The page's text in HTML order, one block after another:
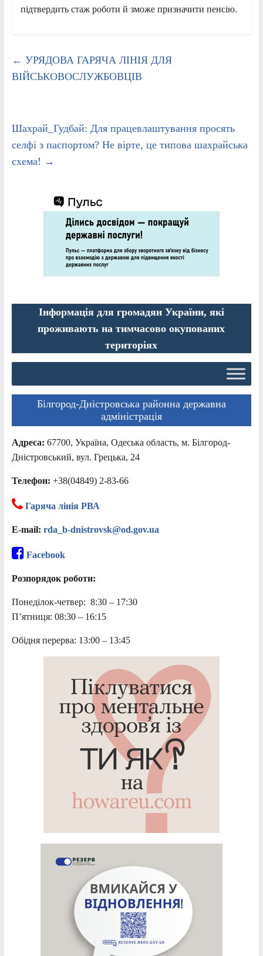
підтвердить стаж роботи й зможе призначити пенсію.
← УРЯДОВА ГАРЯЧА ЛІНІЯ ДЛЯ
ВІЙСЬКОВОСЛУЖБОВЦІВ
Шахрай_Гудбай: Для працевлаштування просять
селфі з паспортом? Не вірте, це типова шахрайська
схема! →
Інформація для громадян України, які
проживають на тимчасово окупованих
територіях
Білгород-Дністровська районна державна
адміністрація
Адреса: 67700, Україна, Одеська область, м. Білгород-
Дністровський, вул. Грецька, 24
Телефон: +38(04849) 2-83-66
Гаряча лінія РВА
E-mail: rda_b-dnistrovsk@od.gov.ua
Facebook
Розпорядок роботи:
Понеділок-четвер: 8:30 – 17:30
П’ятниця: 08:30 – 16:15
Обідня перерва: 13:00 – 13:45